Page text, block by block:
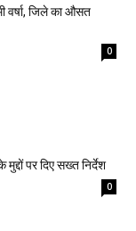
वर्षा, जिले का औसत
0
पर दिए सख्त निर्देश
0